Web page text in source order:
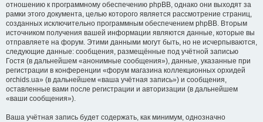
отношению к программному обеспечению phpBB, однако они выходят за
рамки этого документа, целью которого является рассмотрение страниц,
созданных исключительно программным обеспечением phpBB. Вторым
источником получения вашей информации являются данные, которые вы
отправляете на форум. Этими данными могут быть, но не исчерпываются,
следующие данные: сообщения, размещённые под учётной записью
Гостя (в дальнейшем «анонимные сообщения»), данные, указанные при
регистрации в конференции «форум магазина коллекционных орхидей
orchids.ua» (в дальнейшем «ваша учётная запись») и сообщения,
оставленные вами после регистрации и авторизации (в дальнейшем
«ваши сообщения»).
Ваша учётная запись будет содержать, как минимум, однозначно